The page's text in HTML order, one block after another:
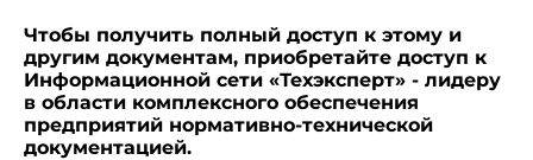
Чтобы получить полный доступ к этому и
другим документам, приобретайте доступ к
Информационной сети «Техэксперт» - лидеру
в области комплексного обеспечения
предприятий нормативно-технической
документацией.